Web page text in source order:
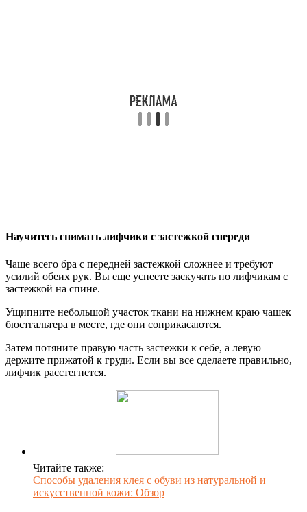
Научитесь снимать лифчики с застежкой спереди
Чаще всего бра с передней застежкой сложнее и требуют
усилий обеих рук. Вы еще успеете заскучать по лифчикам с
застежкой на спине.
Ущипните небольшой участок ткани на нижнем краю чашек
бюстгальтера в месте, где они соприкасаются.
Затем потяните правую часть застежки к себе, а левую
держите прижатой к груди. Если вы все сделаете правильно,
лифчик расстегнется.
Читайте также:
Способы удаления клея с обуви из натуральной и
искусственной кожи: Обзор